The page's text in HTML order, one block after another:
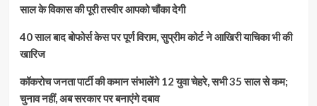
साल के विकास की पूरी तस्वीर आपको चौंका देगी
40 साल बाद बोफोर्स केस पर पूर्ण विराम, सुप्रीम कोर्ट ने आखिरी याचिका भी की
खारिज
कॉकरोच जनता पार्टी की कमान संभालेंगे 12 युवा चेहरे, सभी 35 साल से कम;
चुनाव नहीं, अब सरकार पर बनाएंगे दबाव